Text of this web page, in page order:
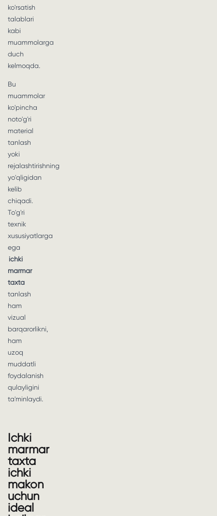
ko'rsatish
talablari
kabi
muammolarga
duch
kelmoqda.
Bu
muammolar
ko'pincha
noto'g'ri
material
tanlash
yoki
rejalashtirishning
yo'qligidan
kelib
chiqadi.
To'g'ri
texnik
xususiyatlarga
ega
ichki
marmar
taxta
tanlash
ham
vizual
barqarorlikni,
ham
uzoq
muddatli
foydalanish
qulayligini
ta'minlaydi.
Ichki
marmar
taxta
ichki
makon
uchun
ideal